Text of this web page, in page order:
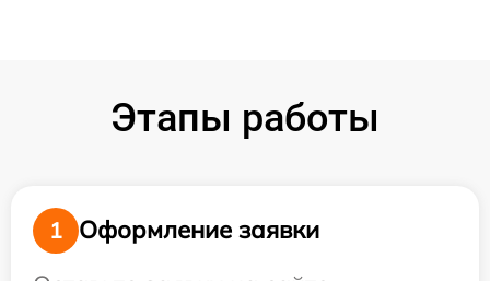
Этапы работы
1
Оформление заявки